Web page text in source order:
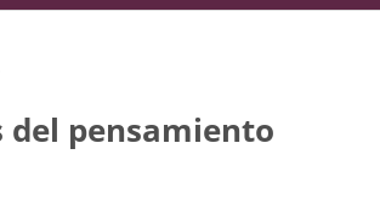
del pensamiento